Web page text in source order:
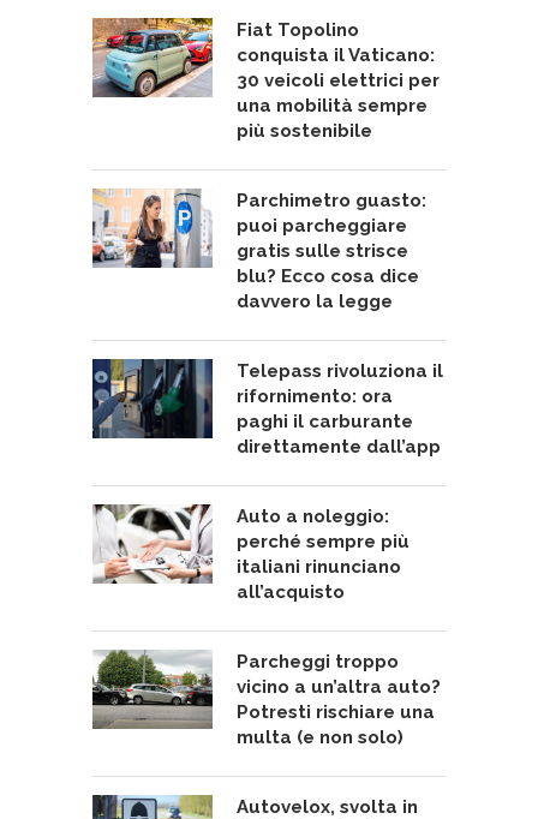
Fiat Topolino
conquista il Vaticano:
30 veicoli elettrici per
una mobilità sempre
più sostenibile
Parchimetro guasto:
puoi parcheggiare
gratis sulle strisce
blu? Ecco cosa dice
davvero la legge
Telepass rivoluziona il
rifornimento: ora
paghi il carburante
direttamente dall’app
Auto a noleggio:
perché sempre più
italiani rinunciano
all’acquisto
Parcheggi troppo
vicino a un’altra auto?
Potresti rischiare una
multa (e non solo)
Autovelox, svolta in